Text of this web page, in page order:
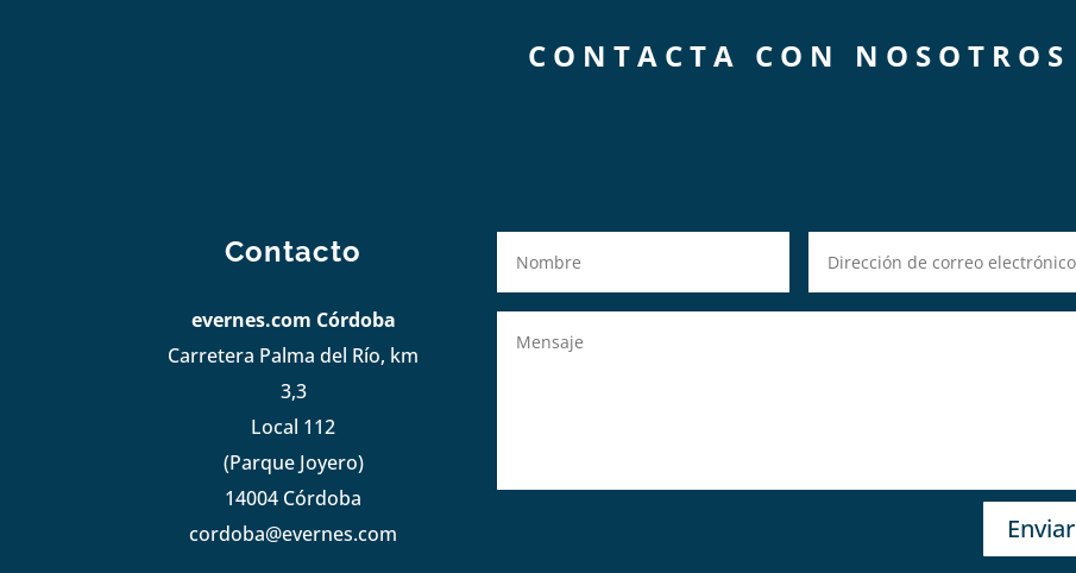
CONTACTA CON NOSOTROS
Contacto
evernes.com Córdoba
Carretera Palma del Río, km
3,3
Local 112
(Parque Joyero)
14004 Córdoba
cordoba@evernes.com
Enviar